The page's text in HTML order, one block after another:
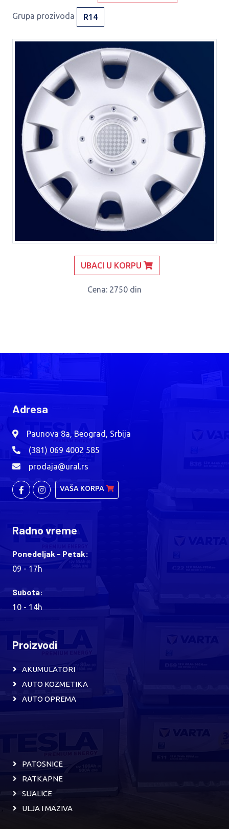
Grupa prozivoda R14
UBACI U KORPU
Cena: 2750 din
Adresa
Paunova 8a, Beograd, Srbija
(381) 069 4002 585
prodaja@ural.rs
VAŠA KORPA
Radno vreme
Ponedeljak - Petak:
09 - 17h
Subota:
10 - 14h
Proizvodi
AKUMULATORI
AUTO KOZMETIKA
AUTO OPREMA
PATOSNICE
RATKAPNE
SIJALICE
ULJA I MAZIVA